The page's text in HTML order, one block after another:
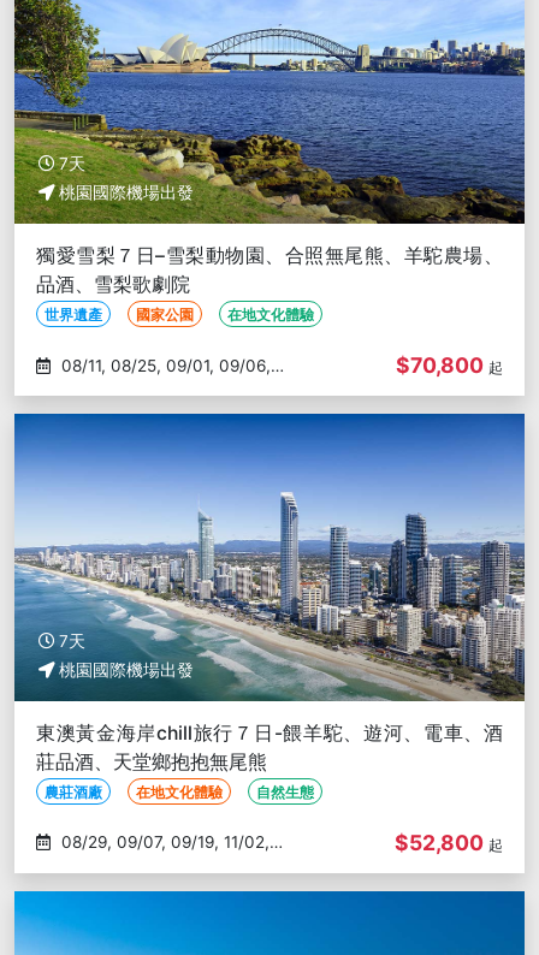
7天
桃園國際機場出發
獨愛雪梨７日–雪梨動物園、合照無尾熊、羊駝農場、
品酒、雪梨歌劇院
世界遺產 國家公園 在地文化體驗
09/12
$70,800 起
7天
桃園國際機場出發
東澳黃金海岸chill旅行７日-餵羊駝、遊河、電車、酒
莊品酒、天堂鄉抱抱無尾熊
農莊酒廠 在地文化體驗 自然生態
11/07
$52,800 起